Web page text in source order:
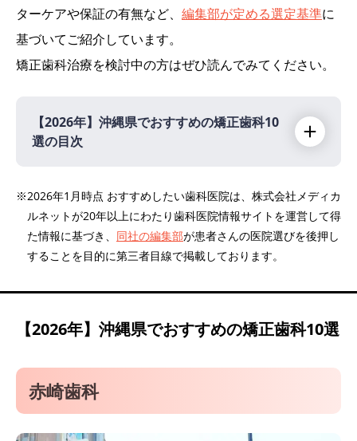
ターケアや保証の有無など、 編集部が定める選定基準に
基づいてご紹介しています。
矯正歯科治療を検討中の方はぜひ読んでみてください。
【2026年】 沖縄県でおすすめの矯正歯科10
選の目次
赤崎歯科
医療法人わかな会 のぞみ歯科クリニック
北谷歯科クリニック
ラッキーデンタランド歯科クリニック
かねしま歯科クリニック
じのん矯正歯科クリニック
ひらばやし歯科
※2026年1月時点 おすすめしたい歯科医院は、株式会社メディカ
ルネットが20年以上にわたり歯科医院情報サイトを運営して得
た情報に基づき、 同社の編集部が患者さんの医院選びを後押し
することを目的に第三者目線で掲載しております。
【2026年】 沖縄県でおすすめの矯正歯科10選
赤崎歯科